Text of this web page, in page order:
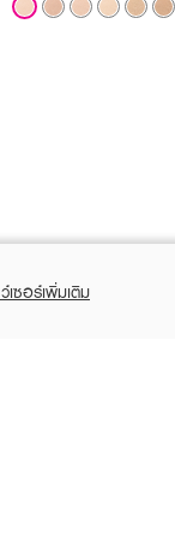
เซอร์เพิ่มเติม